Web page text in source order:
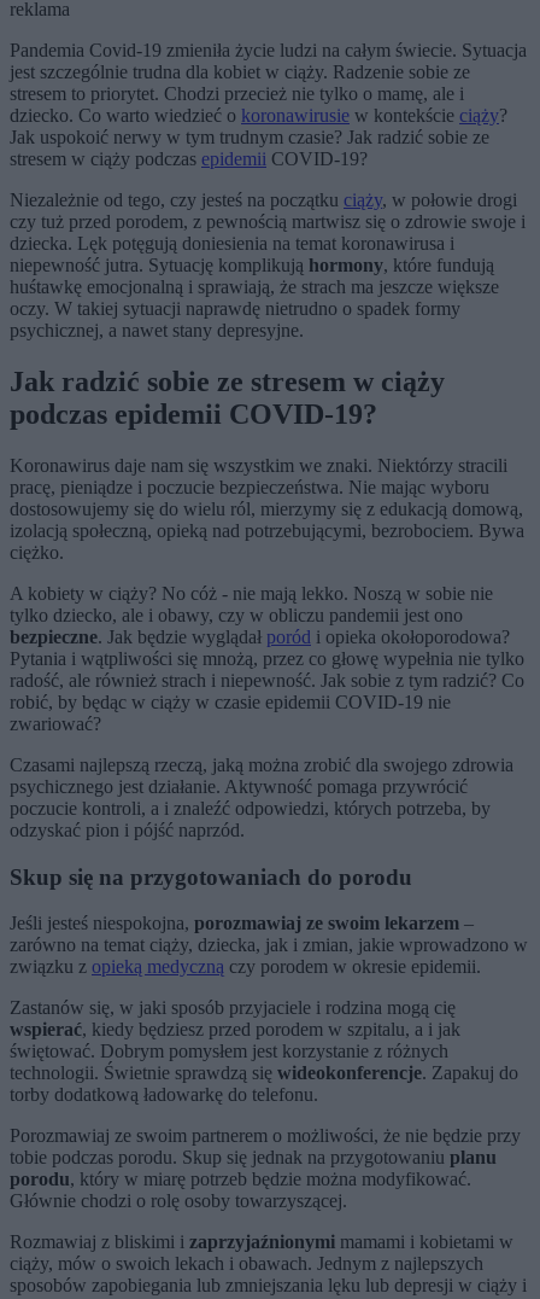
reklama
Pandemia Covid-19 zmieniła życie ludzi na całym świecie. Sytuacja
jest szczególnie trudna dla kobiet w ciąży. Radzenie sobie ze
stresem to priorytet. Chodzi przecież nie tylko o mamę, ale i
dziecko. Co warto wiedzieć o koronawirusie w kontekście ciąży?
Jak uspokoić nerwy w tym trudnym czasie? Jak radzić sobie ze
stresem w ciąży podczas epidemii COVID-19?
Niezależnie od tego, czy jesteś na początku ciąży, w połowie drogi
czy tuż przed porodem, z pewnością martwisz się o zdrowie swoje i
dziecka. Lęk potęgują doniesienia na temat koronawirusa i
niepewność jutra. Sytuację komplikują hormony, które fundują
huśtawkę emocjonalną i sprawiają, że strach ma jeszcze większe
oczy. W takiej sytuacji naprawdę nietrudno o spadek formy
psychicznej, a nawet stany depresyjne.
Jak radzić sobie ze stresem w ciąży
podczas epidemii COVID-19?
Koronawirus daje nam się wszystkim we znaki. Niektórzy stracili
pracę, pieniądze i poczucie bezpieczeństwa. Nie mając wyboru
dostosowujemy się do wielu ról, mierzymy się z edukacją domową,
izolacją społeczną, opieką nad potrzebującymi, bezrobociem. Bywa
ciężko.
A kobiety w ciąży? No cóż - nie mają lekko. Noszą w sobie nie
tylko dziecko, ale i obawy, czy w obliczu pandemii jest ono
bezpieczne. Jak będzie wyglądał poród i opieka okołoporodowa?
Pytania i wątpliwości się mnożą, przez co głowę wypełnia nie tylko
radość, ale również strach i niepewność. Jak sobie z tym radzić? Co
robić, by będąc w ciąży w czasie epidemii COVID-19 nie
zwariować?
Czasami najlepszą rzeczą, jaką można zrobić dla swojego zdrowia
psychicznego jest działanie. Aktywność pomaga przywrócić
poczucie kontroli, a i znaleźć odpowiedzi, których potrzeba, by
odzyskać pion i pójść naprzód.
Skup się na przygotowaniach do porodu
Jeśli jesteś niespokojna, porozmawiaj ze swoim lekarzem –
zarówno na temat ciąży, dziecka, jak i zmian, jakie wprowadzono w
związku z opieką medyczną czy porodem w okresie epidemii.
Zastanów się, w jaki sposób przyjaciele i rodzina mogą cię
wspierać, kiedy będziesz przed porodem w szpitalu, a i jak
świętować. Dobrym pomysłem jest korzystanie z różnych
technologii. Świetnie sprawdzą się wideokonferencje. Zapakuj do
torby dodatkową ładowarkę do telefonu.
Porozmawiaj ze swoim partnerem o możliwości, że nie będzie przy
tobie podczas porodu. Skup się jednak na przygotowaniu planu
porodu, który w miarę potrzeb będzie można modyfikować.
Głównie chodzi o rolę osoby towarzyszącej.
Rozmawiaj z bliskimi i zaprzyjaźnionymi mamami i kobietami w
ciąży, mów o swoich lekach i obawach. Jednym z najlepszych
sposobów zapobiegania lub zmniejszania lęku lub depresji w ciąży i